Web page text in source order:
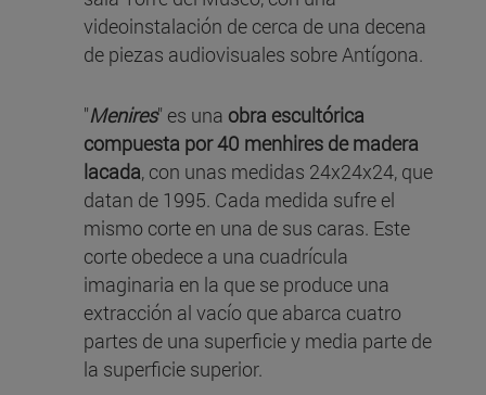
videoinstalación de cerca de una decena
de piezas audiovisuales sobre Antígona.
"Menires" es una obra escultórica
compuesta por 40 menhires de madera
lacada, con unas medidas 24x24x24, que
datan de 1995. Cada medida sufre el
mismo corte en una de sus caras. Este
corte obedece a una cuadrícula
imaginaria en la que se produce una
extracción al vacío que abarca cuatro
partes de una superficie y media parte de
la superficie superior.